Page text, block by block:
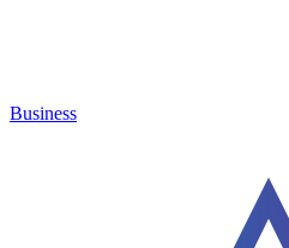
Business